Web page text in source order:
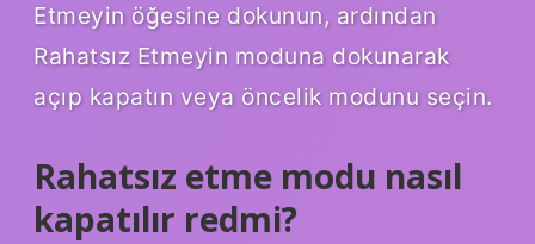
Etmeyin öğesine dokunun, ardından
Rahatsız Etmeyin moduna dokunarak
açıp kapatın veya öncelik modunu seçin.
Rahatsız etme modu nasıl
kapatılır redmi?